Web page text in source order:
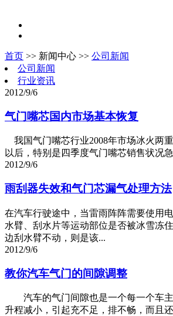
首页 >> 新闻中心 >> 公司新闻
公司新闻
行业资讯
2012/9/6
气门嘴芯国内市场基本恢复
我国气门嘴芯行业2008年市场冰火两
以后，特别是四季度气门嘴芯销售状况
2012/9/6
雨刮器失效和气门芯漏气处理方法
在汽车行驶途中，当雷雨阵阵需要使用
水臂、刮水片等运动部位是否被冰雪冻
边刮水臂不动，则是该...
2012/9/6
教你汽车气门的间隙调整
汽车的气门间隙也是一个每一个车主
升程减小，引起充不足，排不畅，而且